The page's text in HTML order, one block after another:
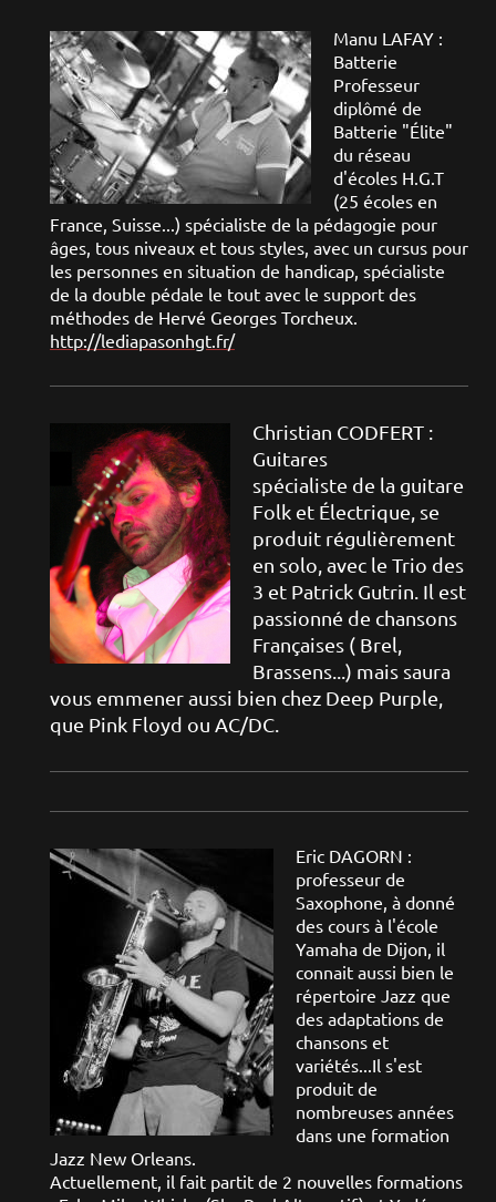
Manu LAFAY :
Batterie
Professeur
diplômé de
Batterie "Élite"
du réseau
d'écoles H.G.T
(25 écoles en
France, Suisse...) spécialiste de la pédagogie pour
âges, tous niveaux et tous styles, avec un cursus pour
les personnes en situation de handicap, spécialiste
de la double pédale le tout avec le support des
méthodes de Hervé Georges Torcheux.
http://lediapasonhgt.fr/
Christian CODFERT :
Guitares
spécialiste de la guitare
Folk et Électrique, se
produit régulièrement
en solo, avec le Trio des
3 et Patrick Gutrin. Il est
passionné de chansons
Françaises ( Brel,
Brassens...) mais saura
vous emmener aussi bien chez Deep Purple,
que Pink Floyd ou AC/DC.
Eric DAGORN :
professeur de
Saxophone, à donné
des cours à l'école
Yamaha de Dijon, il
connait aussi bien le
répertoire Jazz que
des adaptations de
chansons et
variétés...Il s'est
produit de
nombreuses années
dans une formation
Jazz New Orleans.
Actuellement, il fait partit de 2 nouvelles formations